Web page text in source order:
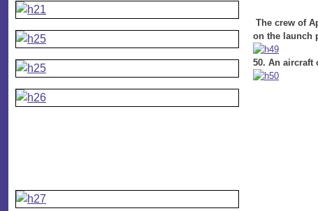
The crew of
on the launch
50. An aircraft